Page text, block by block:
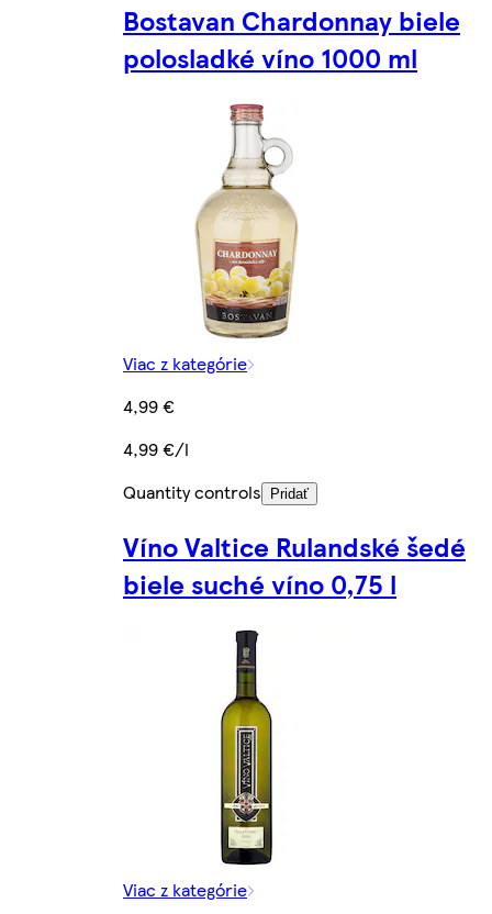
Bostavan Chardonnay biele
polosladké víno 1000 ml
Viac z kategórie
4,99 €
4,99 €/l
Quantity controls
Pridať
Víno Valtice Rulandské šedé
biele suché víno 0,75 l
Viac z kategórie